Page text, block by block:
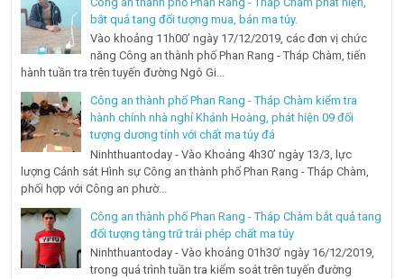
bắt quả tang đối tượng mua, bán ma túy.
Vào khoảng 11h00’ ngày 17/12/2019, các đơn vị chức
năng Công an thành phố Phan Rang - Tháp Chàm, tiến
hành tuần tra trên tuyến đường Ngô Gi...
Công an thành phố Phan Rang - Tháp Chàm kiểm tra
hành chính nhà nghỉ Khánh Hoàng, phát hiện 09 đối
tượng dương tính với chất ma túy đá
Ninhthuantoday - Vào Khoảng 4h30’ ngày 13/3, lực
lượng Cảnh sát Hình sự Công an thành phố Phan Rang - Tháp Chàm,
phối hợp với Công an phườ...
Công an thành phố Phan Rang - Tháp Chàm bắt quả tang
đối tượng tàng trữ trái phép chất ma túy
Ninhthuantoday - Vào khoảng 01h30’ ngày 16/12/2019,
trong quá trình tuần tra kiểm soát trên tuyến đường